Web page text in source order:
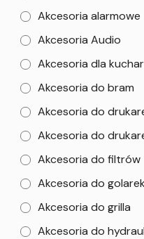
Akcesoria alarmowe
Akcesoria Audio
Akcesoria dla
Akcesoria do bram
Akcesoria do
Akcesoria do
Akcesoria do filtrów
Akcesoria do golarek
Akcesoria do grilla
Akcesoria do